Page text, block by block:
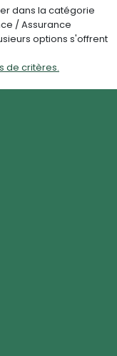
dans la catégorie
/ Assurance
options s'offrent
de critères.